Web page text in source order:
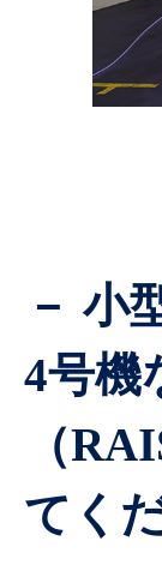
－ 小
4号機
（
てく